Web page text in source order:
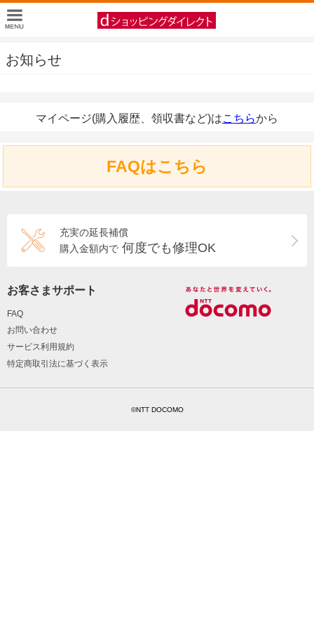
お知らせ
マイページ(購入履歴、領収書など)はこちらから
FAQはこちら
充実の延長補償
購入金額内で 何度でも修理OK
お客さまサポート
FAQ
お問い合わせ
サービス利用規約
特定商取引法に基づく表示
©NTT DOCOMO